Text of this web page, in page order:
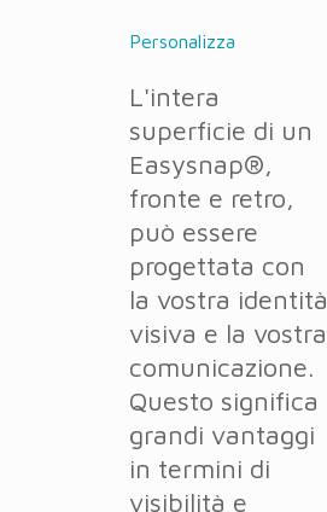
Personalizza
L'intera
superficie di un
Easysnap®,
fronte e retro,
può essere
progettata con
la vostra identità
visiva e la vostra
comunicazione.
Questo significa
grandi vantaggi
in termini di
visibilità e